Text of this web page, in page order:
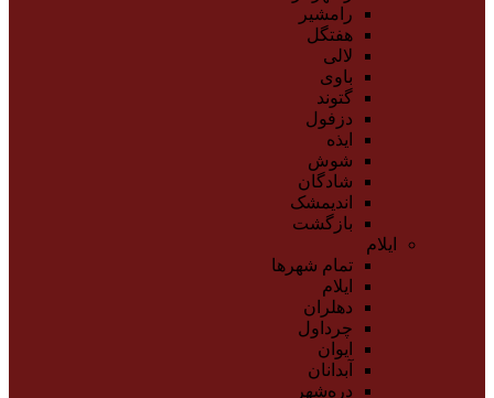
رامشیر
هفتگل
لالی
باوی
گتوند
دزفول
ایذه
شوش
شادگان
اندیمشک
بازگشت
ایلام
تمام شهر‌ها
ایلام
دهلران
چرداول
ایوان
آبدانان
دره‌شهر